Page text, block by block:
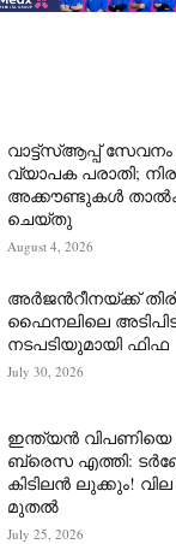
വാട്ട്‌സ്ആപ്പ് സേവനം
വ്യാപക പരാതി;
അക്കൗണ്ടുകൾ
ചെയ്തു
August 4, 2026
അർജന്‍റീനയ്ക്ക്
ഫൈനലിലെ
നടപടിയുമായി ഫിഫ
July 30, 2026
ഇന്ത്യൻ വിപണിയെ
ബ്രെസ എത്തി:
കിടിലൻ ലുക്കും!
മുതൽ
July 25, 2026